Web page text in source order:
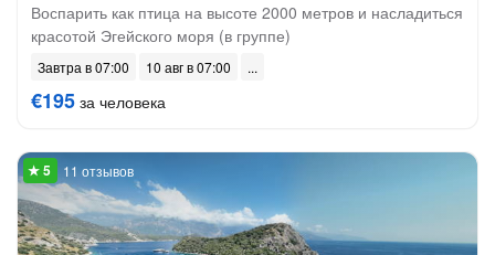
Воспарить как птица на высоте 2000 метров и насладиться
красотой Эгейского моря (в группе)
Завтра в 07:00 10 авг в 07:00
€195 за человека
11 отзывов